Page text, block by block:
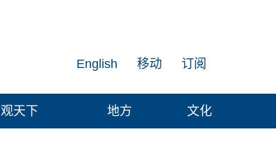
订阅
移动
English
观天下 地方 文化